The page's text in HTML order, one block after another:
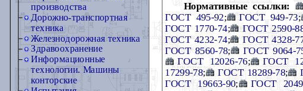
производства
Дорожно-транспортная
техника
Железнодорожная техника
Здравоохранение
Информационные
технологии. Машины
конторские
Нормативные ссылки:
ГОСТ 495-92; ГОСТ 949-73;
ГОСТ 1770-74; ГОСТ 2590-
ГОСТ 4232-74; ГОСТ 4328-
ГОСТ 8560-78; ГОСТ 9064-
ГОСТ 12026-76; ГОСТ
17299-78; ГОСТ 18289-78;
ГОСТ 19663-90; ГОСТ